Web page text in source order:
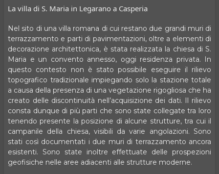
La villa di S. Maria in Legarano a Casperia
Nel sito di una villa romana di cui restano due grandi muri di
terrazzamento e parti di pavimentazioni, oltre a elementi di
decorazione architettonica, è stata realizzata la chiesa di S.
Maria e un convento annesso, oggi residenza privata. In
questo contesto non è stato possibile eseguire il rilievo
topografico tradizionale impiegando solo la stazione totale
a causa della presenza di una vegetazione rigogliosa che ha
creato delle discontinuità nell’acquisizione dei dati. Il rilievo
consta dunque di più parti che sono state collegate tra loro
tenendo presente la posizione di alcune strutture, tra cui il
campanile della chiesa, visibili da varie angolazioni. Sono
stati così documentati i due muri di terrazzamento ancora
esistenti. Sono state inoltre effettuate delle prospezioni
geofisiche nelle aree adiacenti alle strutture moderne.